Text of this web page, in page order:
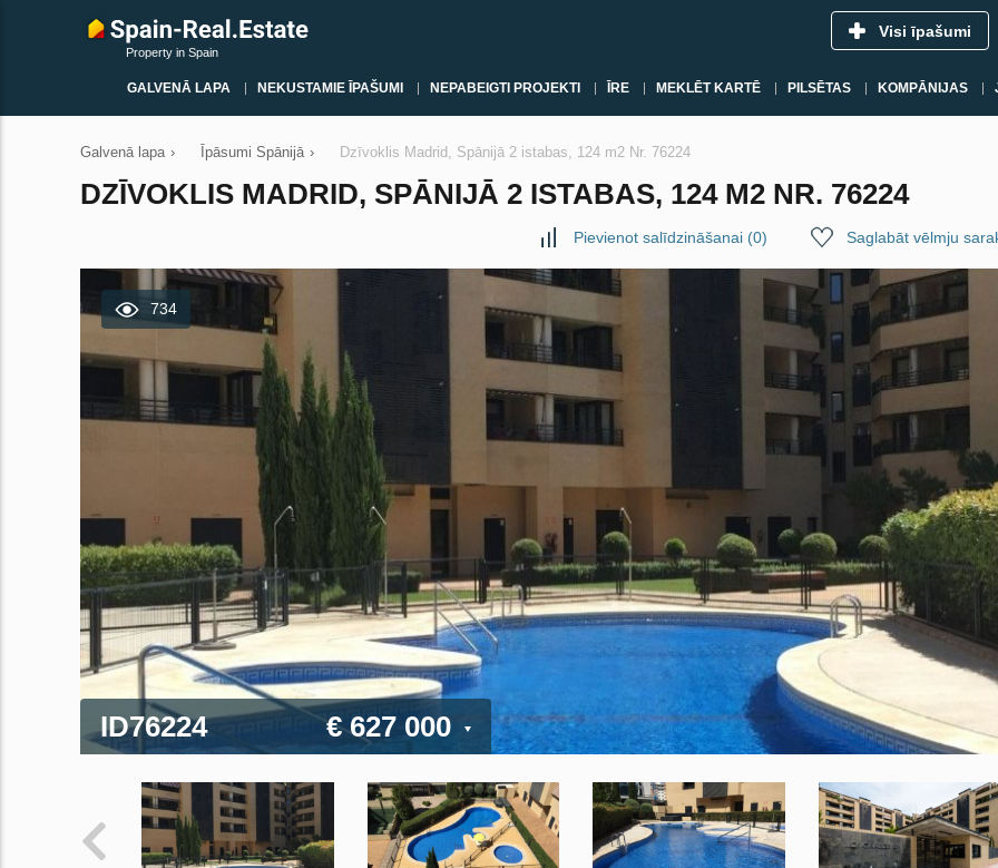
Property in Spain
Visi īpašumi
GALVENĀ LAPA NEKUSTAMIE ĪPAŠUMI NEPABEIGTI PROJEKTI ĪRE MEKLĒT KARTĒ PILSĒTAS KOMPĀNIJAS
Galvenā lapa › Īpāsumi Spānijā › Dzīvoklis Madrid, Spānijā 2 istabas, 124 m2 Nr. 76224
DZĪVOKLIS MADRID, SPĀNIJĀ 2 ISTABAS, 124 M2 NR. 76224
Pievienot salīdzināšanai (0) Saglabāt vēlmju
734
ID76224 € 627 000